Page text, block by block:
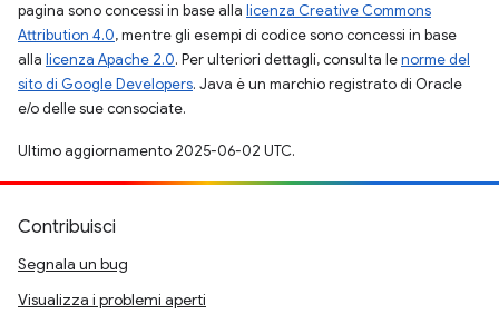
pagina sono concessi in base alla licenza Creative Commons
Attribution 4.0, mentre gli esempi di codice sono concessi in base
alla licenza Apache 2.0. Per ulteriori dettagli, consulta lenorme del
sito di Google Developers. Java è un marchio registrato di Oracle
e/o delle sue consociate.
Ultimo aggiornamento 2025-06-02 UTC.
Contribuisci
Segnala un bug
Visualizza i problemi aperti